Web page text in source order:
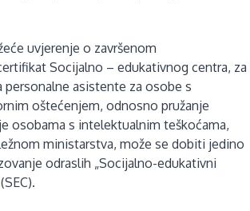
uvjerenje o završenom
Socijalno – edukativnog centra, za
personalne asistente za osobe s
oštećenjem, odnosno pružanje
osobama s intelektualnim teškoćama,
ministarstva, može se dobiti jedino
odraslih „Socijalno-edukativni